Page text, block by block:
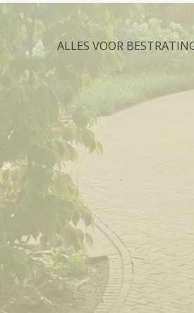
ALLES VOOR
KERAMISCHE TEGELS
STAPELBLOKJES
BORDERSTENEN
STRAATKLINKERS
SIERSTRAATSTENEN
TROTTOIRBANDEN
BETONPLATEN &
ZAND- EN CEMENTSOORTEN